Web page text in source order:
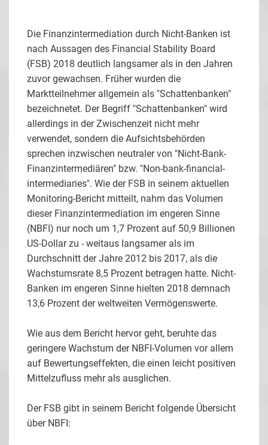
Die Finanzintermediation durch Nicht-Banken ist
nach Aussagen des Financial Stability Board
(FSB) 2018 deutlich langsamer als in den Jahren
zuvor gewachsen. Früher wurden die
Marktteilnehmer allgemein als "Schattenbanken"
bezeichnetet. Der Begriff "Schattenbanken" wird
allerdings in der Zwischenzeit nicht mehr
verwendet, sondern die Aufsichtsbehörden
sprechen inzwischen neutraler von "Nicht-Bank-
Finanzintermediären" bzw. "Non-bank-financial-
intermediaries". Wie der FSB in seinem aktuellen
Monitoring-Bericht mitteilt, nahm das Volumen
dieser Finanzintermediation im engeren Sinne
(NBFI) nur noch um 1,7 Prozent auf 50,9 Billionen
US-Dollar zu - weitaus langsamer als im
Durchschnitt der Jahre 2012 bis 2017, als die
Wachstumsrate 8,5 Prozent betragen hatte. Nicht-
Banken im engeren Sinne hielten 2018 demnach
13,6 Prozent der weltweiten Vermögenswerte.
Wie aus dem Bericht hervor geht, beruhte das
geringere Wachstum der NBFI-Volumen vor allem
auf Bewertungseffekten, die einen leicht positiven
Mittelzufluss mehr als ausglichen.
Der FSB gibt in seinem Bericht folgende Übersicht
über NBFI: